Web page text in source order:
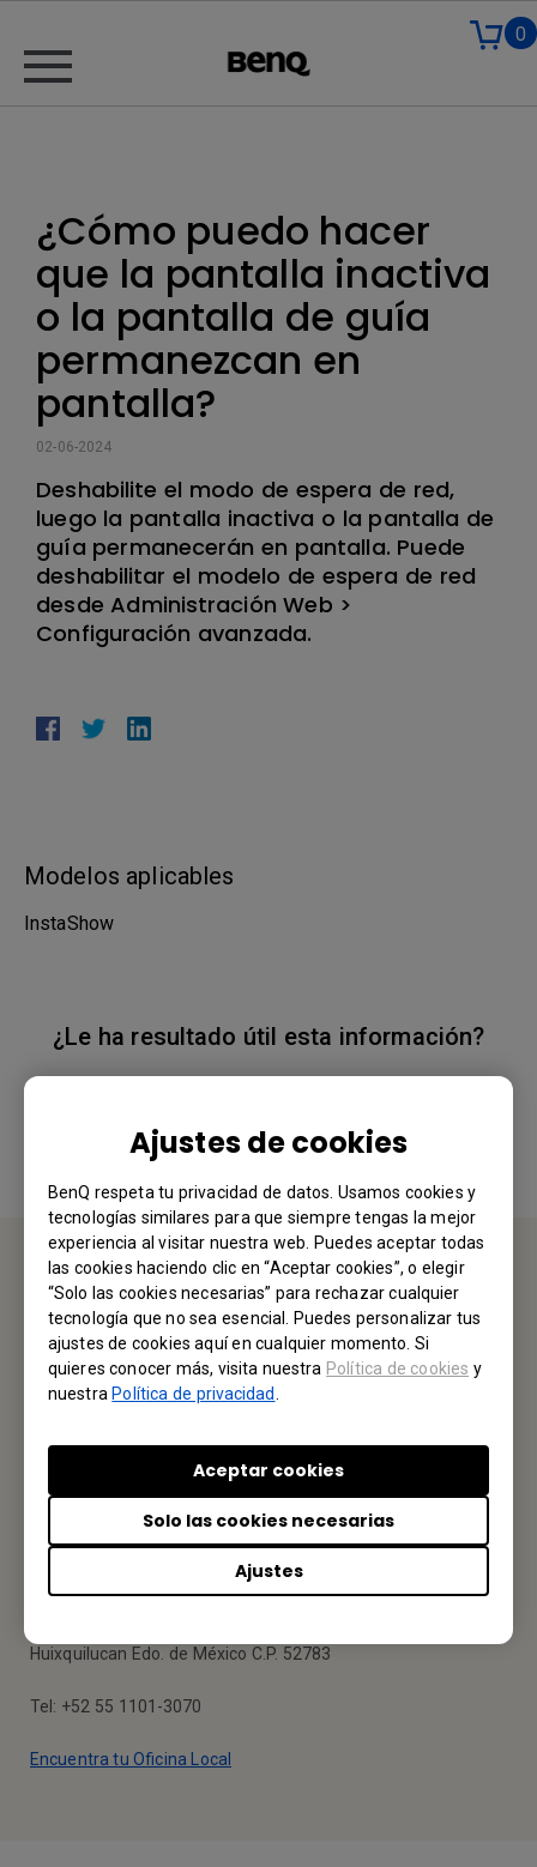
Ajustes de cookies
BenQ respeta tu privacidad de datos. Usamos cookies y
tecnologías similares para que siempre tengas la mejor
experiencia al visitar nuestra web. Puedes aceptar todas
las cookies haciendo clic en “Aceptar cookies”, o elegir
“Solo las cookies necesarias” para rechazar cualquier
tecnología que no sea esencial. Puedes personalizar tus
ajustes de cookies aquí en cualquier momento. Si
quieres conocer más, visita nuestra Política de cookies y
nuestraPolítica de privacidad
Ajustes
Solo las cookies necesarias
Aceptar cookies
0
¿Cómo puedo hacer
que la pantalla inactiva
o la pantalla de guía
permanezcan en
pantalla?
02-06-2024
Deshabilite el modo de espera de red,
luego la pantalla inactiva o la pantalla de
guía permanecerán en pantalla. Puede
deshabilitar el modelo de espera de red
desde Administración Web >
Configuración avanzada.
Modelos aplicables
InstaShow
¿Le ha resultado útil esta información?
CONTÁCTENOS
Nos encantaría saber de usted.
Tu Oficina Local
Huixquilucan Edo. de México C.P. 52783
Tel: +52 55 1101-3070
Encuentra tu Oficina Local